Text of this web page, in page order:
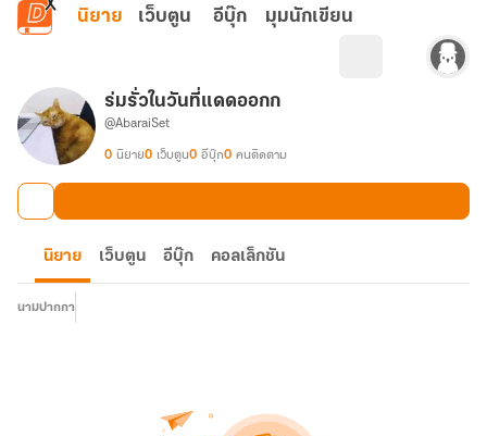
ข้ามไปยังเนื้อหาหลัก
นิยาย เว็บตูน อีบุ๊ก มุมนักเขียน
ร่มรั่วในวันที่แดดออกก
@AbaraiSet
0 นิยาย0 เว็บตูน0 อีบุ๊ก0 คนติดตาม
นิยาย เว็บตูน อีบุ๊ก คอลเล็กชัน
นามปากกา